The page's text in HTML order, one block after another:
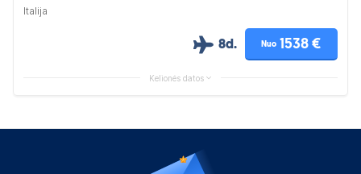
Italija
8d. Nuo 1538 €
Kelionės datos